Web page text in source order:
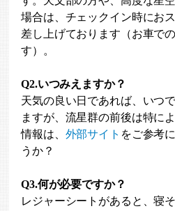
場合は、チェックイン時にお
差し上げております（お車で
す）。
Q2.いつみえますか？
天気の良い日であれば、いつ
ますが、流星群の前後は特に
情報は、 外部サイト をご参考
うか？
Q3.何が必要ですか？
レジャーシートがあると、寝